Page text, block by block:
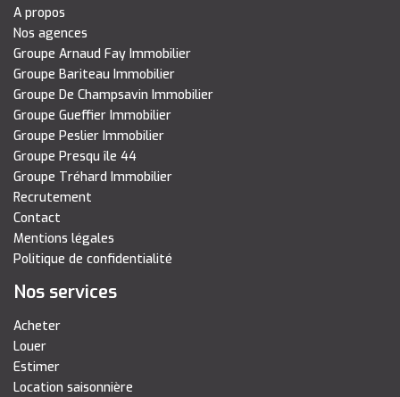
A propos
Nos agences
Groupe Arnaud Fay Immobilier
Groupe Bariteau Immobilier
Groupe De Champsavin Immobilier
Groupe Gueffier Immobilier
Groupe Peslier Immobilier
Groupe Presqu île 44
Groupe Tréhard Immobilier
Recrutement
Contact
Mentions légales
Politique de confidentialité
Nos services
Acheter
Louer
Estimer
Location saisonnière